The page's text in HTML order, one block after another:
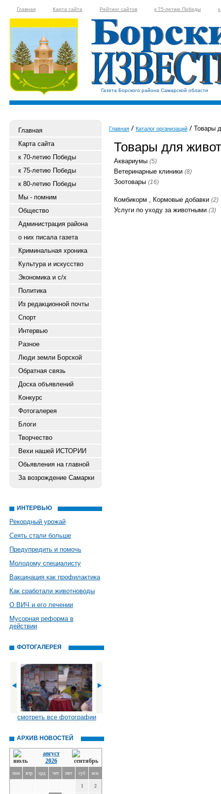
Главная Карта сайта Рейтинг сайтов к 75-летию Победы
Газета Борского района Самарской области
Главная
Карта сайта
к 70-летию Победы
к 75-летию Победы
к 80-летию Победы
Мы - помним
Общество
Администрация района
о них писала газета
Криминальная хроника
Культура и искусство
Экономика и с/х
Политика
Из редакционной почты
Спорт
Интервью
Разное
Люди земли Борской
Обратная связь
Доска объявлений
Конкурс
Фотогалерея
Блоги
Творчество
Вехи нашей ИСТОРИИ
Обьявления на главной
За возрождение Самарки
ИНТЕРВЬЮ
Рекордный урожай
Сеять стали больше
Предупредить и помочь
Молодому специалисту
Вакцинация как профилактика
Как сработали животноводы
О ВИЧ и его лечении
Мусорная реформа в
действии
ФОТОГАЛЕРЕЯ
смотреть все фотографии
АРХИВ НОВОСТЕЙ
август
2026
пон втр срд чет пят суб вск
1 2
Главная Каталог организаций Товары
Товары для
Аквариумы (5)
Ветеринарные клиники (8)
Зоотовары (16)
Комбикорм , Кормовые добавки (2)
Услуги по уходу за животными (3)